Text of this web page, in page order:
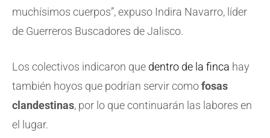
muchísimos cuerpos”, expuso Indira Navarro, líder
de Guerreros Buscadores de Jalisco.
Los colectivos indicaron que dentro de la finca hay
también hoyos que podrían servir comofosas
clandestinas, por lo que continuarán las labores en
el lugar.